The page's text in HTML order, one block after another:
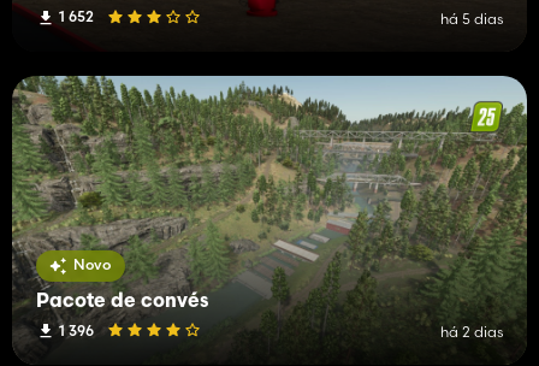
1 652 há 5 dias
Novo
Pacote de convés
1 396 há 2 dias